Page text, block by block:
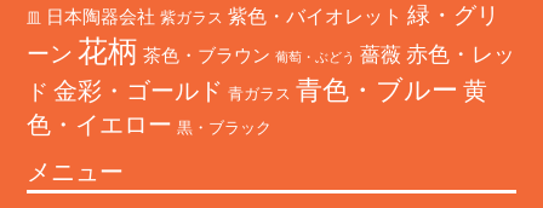
皿
日本陶器会社 紫ガラス 紫色・バイオレット 緑・グリ
ーン 花柄 茶色・ブラウン 葡萄・ぶどう 薔薇 赤色・レッ
ド 金彩・ゴールド 青ガラス 青色・ブルー 黄
色・イエロー 黒・ブラック
メニュー